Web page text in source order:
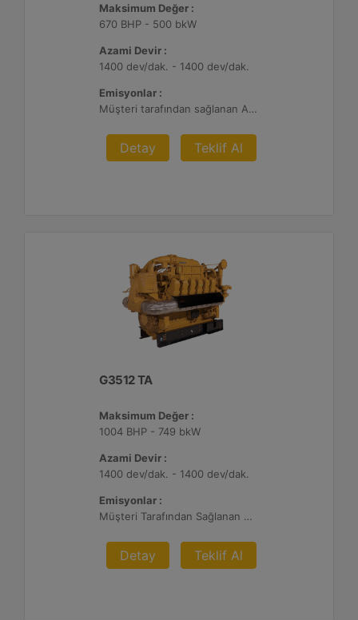
Maksimum Değer :
670 BHP - 500 bkW
Azami Devir :
1400 dev/dak. - 1400 dev/dak.
Emisyonlar :
Müşteri tarafından sağlanan Atık Arıtma ile 2 g/bhp-sa. NOx
Detay Teklif Al
G3512 TA
Maksimum Değer :
1004 BHP - 749 bkW
Azami Devir :
1400 dev/dak. - 1400 dev/dak.
Emisyonlar :
Müşteri Tarafından Sağlanan Atık Arıtma ile NSPS Saha Uyumluluğuna Sahiptir, 0,5 g/bhp-sa. NOx
Detay Teklif Al